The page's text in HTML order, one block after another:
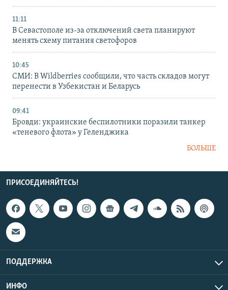
11:11
В Севастополе из-за отключений света планируют
менять схему питания светофоров
10:45
СМИ: В Wildberries сообщили, что часть складов могут
перенести в Узбекистан и Беларусь
09:41
Бровди: украинские беспилотники поразили танкер
«теневого флота» у Геленджика
БОЛЬШЕ
ПРИСОЕДИНЯЙТЕСЬ!
ПОДДЕРЖКА
ИНФО